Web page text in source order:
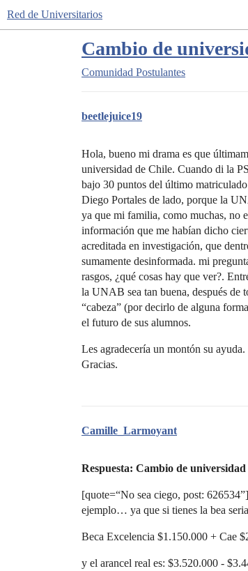
Red de Universitarios
Cambio de
Comunidad Postulantes
beetlejuice19
Hola, bueno mi drama es que
universidad de Chile. Cuando di la
bajo 30 puntos del último
Diego Portales de lado, porque la
ya que mi familia, como muchas, no
información que me habían dicho
acreditada en investigación, que
sumamente desinformada. mi
rasgos, ¿qué cosas hay que ver?.
la UNAB sea tan buena, después de
“cabeza” (por decirlo de alguna
el futuro de sus alumnos.
Les agradecería un montón su ayuda.
Gracias.
Camille_Larmoyant
Respuesta: Cambio de universidad
[quote=“No sea ciego, post:
ejemplo… ya que si tienes la bea
Beca Excelencia $1.150.000 + Cae
y el arancel real es: $3.520.000 -